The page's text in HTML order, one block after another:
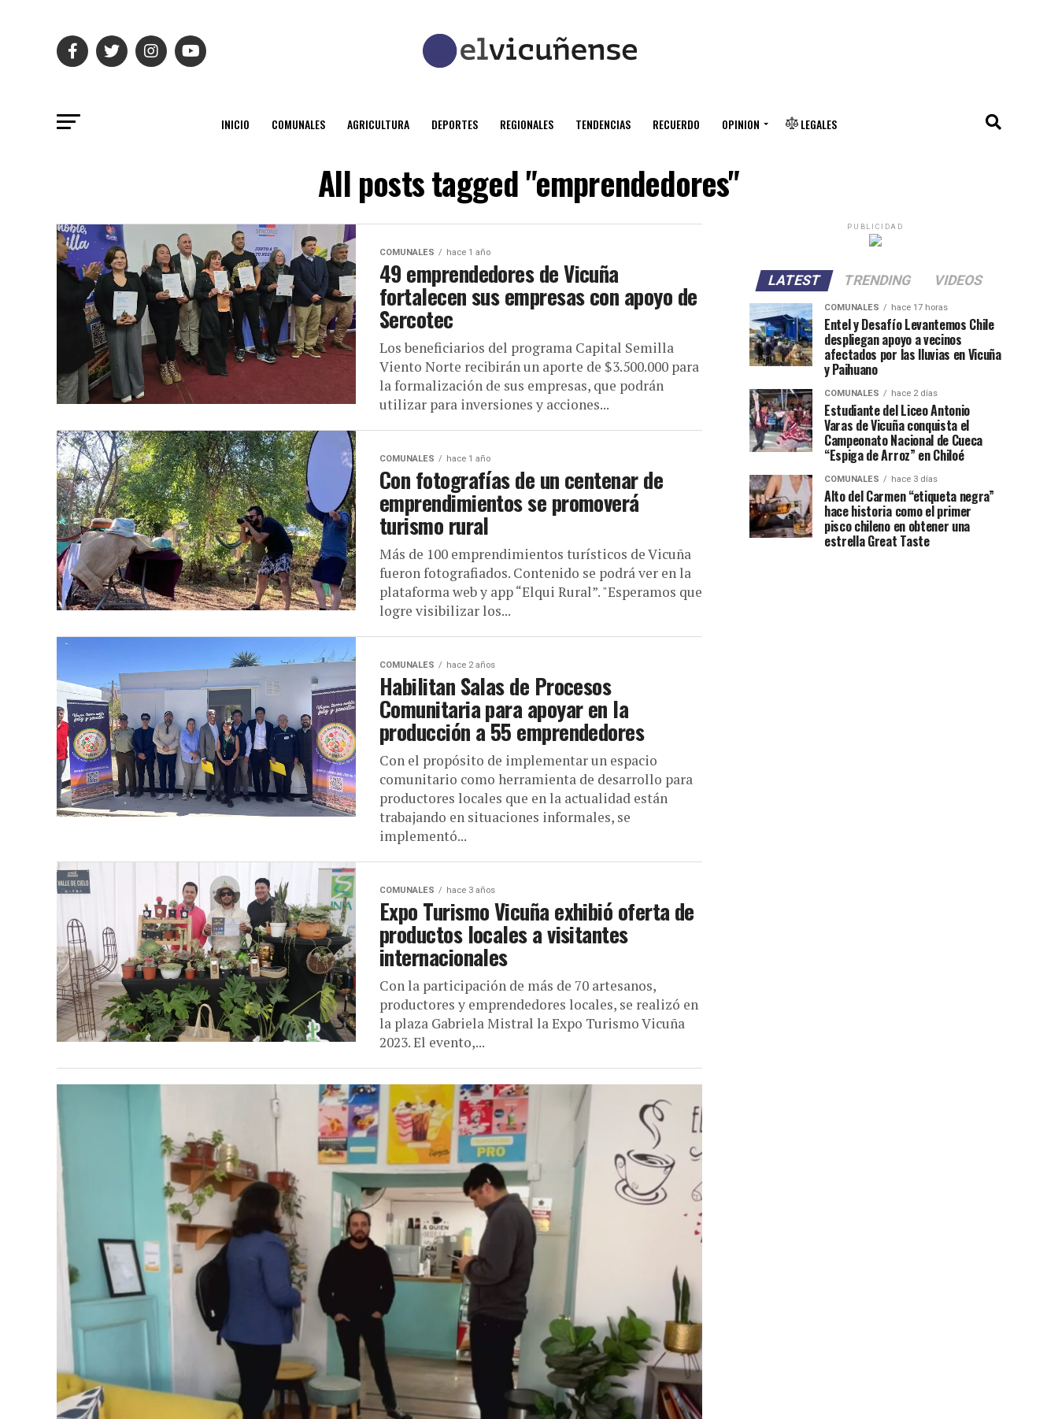
INICIO COMUNALES AGRICULTURA DEPORTES REGIONALES TENDENCIAS RECUERDO OPINION LEGALES
All posts tagged "emprendedores"
COMUNALES hace 1 año
49 emprendedores de Vicuña
fortalecen sus empresas con apoyo de
Sercotec
Los beneficiarios del programa Capital Semilla
Viento Norte recibirán un aporte de $3.500.000 para
la formalización de sus empresas, que podrán
utilizar para inversiones y acciones...
COMUNALES hace 1 año
Con fotografías de un centenar de
emprendimientos se promoverá
turismo rural
Más de 100 emprendimientos turísticos de Vicuña
fueron fotografiados. Contenido se podrá ver en la
plataforma web y app “Elqui Rural”. "Esperamos que
logre visibilizar los...
COMUNALES hace 2 años
Habilitan Salas de Procesos
Comunitaria para apoyar en la
producción a 55 emprendedores
Con el propósito de implementar un espacio
comunitario como herramienta de desarrollo para
productores locales que en la actualidad están
trabajando en situaciones informales, se
implementó...
COMUNALES hace 3 años
Expo Turismo Vicuña exhibió oferta de
productos locales a visitantes
internacionales
Con la participación de más de 70 artesanos,
productores y emprendedores locales, se realizó en
la plaza Gabriela Mistral la Expo Turismo Vicuña
2023. El evento,...
PUBLICIDAD
LATEST TRENDING VIDEOS
COMUNALES hace 17 horas
Entel y Desafío Levantemos Chile
despliegan apoyo a vecinos
afectados por las lluvias en Vicuña
y Paihuano
COMUNALES hace 2 días
Estudiante del Liceo Antonio
Varas de Vicuña conquista el
Campeonato Nacional de Cueca
“Espiga de Arroz” en Chiloé
COMUNALES hace 3 días
Alto del Carmen “etiqueta negra”
hace historia como el primer
pisco chileno en obtener una
estrella Great Taste